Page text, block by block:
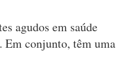
agudos em saúde
Em conjunto, têm uma